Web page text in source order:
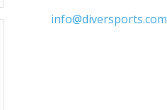
info@diversports.com